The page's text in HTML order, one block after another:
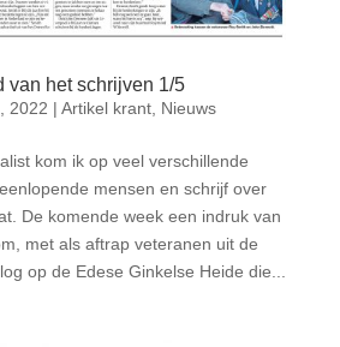
van het schrijven 1/5
2022 | Artikel krant, Nieuws
kom ik op veel verschillende
mensen en schrijf over
De komende week een indruk van
met als aftrap veteranen uit de
op de Edese Ginkelse Heide die...